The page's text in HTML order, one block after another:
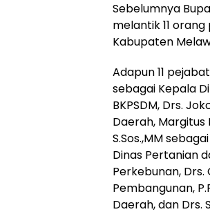
Sebelumnya
melantik 11
Kabupaten
Adapun 11
sebagai Kepala
BKPSDM, Drs.
Daerah, Margitus
S.Sos.,MM
Dinas Pertanian
Perkebunan, Drs.
Pembangunan,
Daerah, dan Drs.